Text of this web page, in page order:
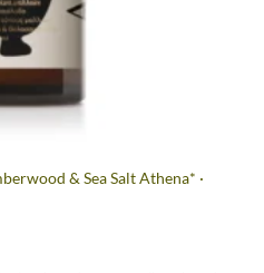
& Sea Salt Athena* ·